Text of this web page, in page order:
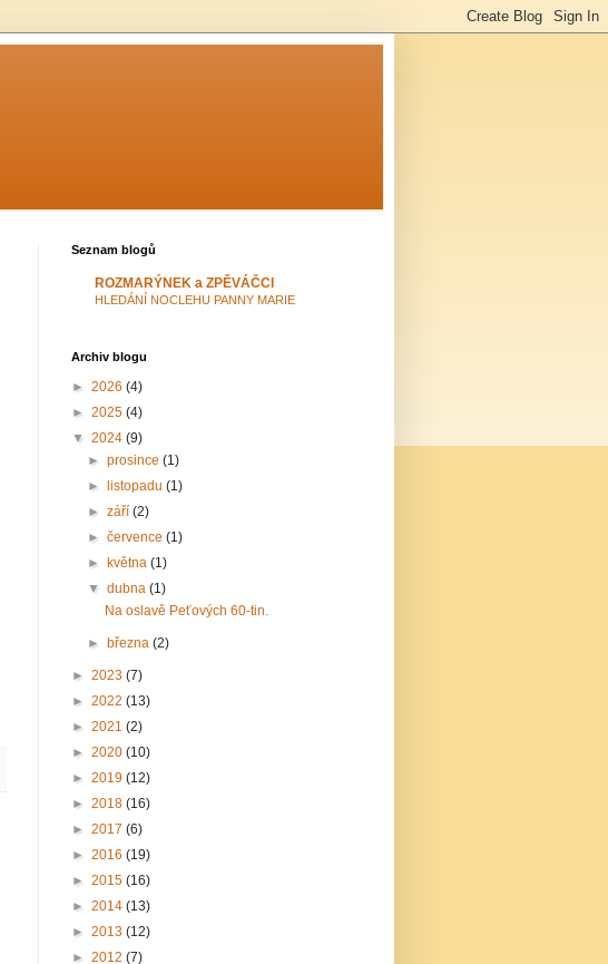
Seznam blogů
ROZMARÝNEK a ZPĚVÁČCI
HLEDÁNÍ NOCLEHU PANNY MARIE
Archiv blogu
► 2026 (4)
► 2025 (4)
▼ 2024 (9)
►prosince(1)
►
listopadu(1)
►září(2)
►července(1)
►
května(1)
▼dubna(1)
Na oslavě Peťových 60-tin.
► března(2)
► 2023 (7)
► 2022 (13)
► 2021 (2)
► 2020 (10)
► 2019 (12)
► 2018 (16)
► 2017 (6)
► 2016 (19)
► 2015 (16)
► 2014 (13)
► 2013 (12)
► 2012 (7)